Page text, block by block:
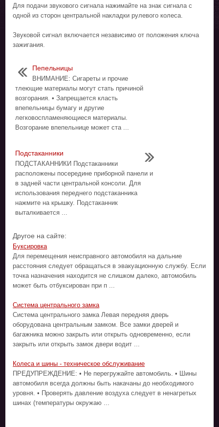
Для подачи звукового сигнала нажимайте на знак сигнала с
одной из сторон центральной накладки рулевого колеса.
Звуковой сигнал включается независимо от положения ключа
зажигания.
Пепельницы
ВНИМАНИЕ: Сигареты и прочие
тлеющие материалы могут стать причиной
возгорания. • Запрещается класть
впепельницы бумагу и другие
легковоспламеняющиеся материалы.
Возгорание впепельнице может ста ...
Подстаканники
ПОДСТАКАННИКИ Подстаканники
расположены посередине приборной панели и
в задней части центральной консоли. Для
использования переднего подстаканника
нажмите на крышку. Подстаканник
выталкивается ...
Другое на сайте:
Буксировка
Для перемещения неисправного автомобиля на дальние
расстояния следует обращаться в эвакуационную службу. Если
точка назначения находится не слишком далеко, автомобиль
может быть отбуксирован при п ...
Система центрального замка
Система центрального замка Левая передняя дверь
оборудована центральным замком. Все замки дверей и
багажника можно закрыть или открыть одновременно, если
закрыть или открыть замок двери водит ...
Колеса и шины - техническое обслуживание
ПРЕДУПРЕЖДЕНИЕ: • Не перегружайте автомобиль. • Шины
автомобиля всегда должны быть накачаны до необходимого
уровня. • Проверять давление воздуха следует в ненагретых
шинах (температуры окружаю ...